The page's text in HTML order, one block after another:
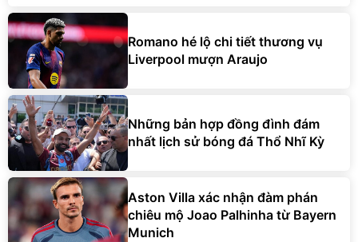
Romano hé lộ chi tiết thương vụ
Liverpool mượn Araujo
Những bản hợp đồng đình đám
nhất lịch sử bóng đá Thổ Nhĩ Kỳ
Aston Villa xác nhận đàm phán
chiêu mộ Joao Palhinha từ Bayern
Munich